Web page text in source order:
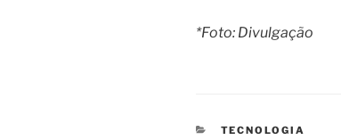
*Foto: Divulgação
CATEGORIAS
TECNOLOGIA